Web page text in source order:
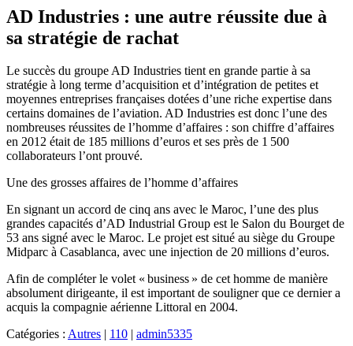
AD Industries : une autre réussite due à
sa stratégie de rachat
Le succès du groupe AD Industries tient en grande partie à sa
stratégie à long terme d’acquisition et d’intégration de petites et
moyennes entreprises françaises dotées d’une riche expertise dans
certains domaines de l’aviation. AD Industries est donc l’une des
nombreuses réussites de l’homme d’affaires : son chiffre d’affaires
en 2012 était de 185 millions d’euros et ses près de 1 500
collaborateurs l’ont prouvé.
Une des grosses affaires de l’homme d’affaires
En signant un accord de cinq ans avec le Maroc, l’une des plus
grandes capacités d’AD Industrial Group est le Salon du Bourget de
53 ans signé avec le Maroc. Le projet est situé au siège du Groupe
Midparc à Casablanca, avec une injection de 20 millions d’euros.
Afin de compléter le volet « business » de cet homme de manière
absolument dirigeante, il est important de souligner que ce dernier a
acquis la compagnie aérienne Littoral en 2004.
Catégories : Autres | 110 | admin5335